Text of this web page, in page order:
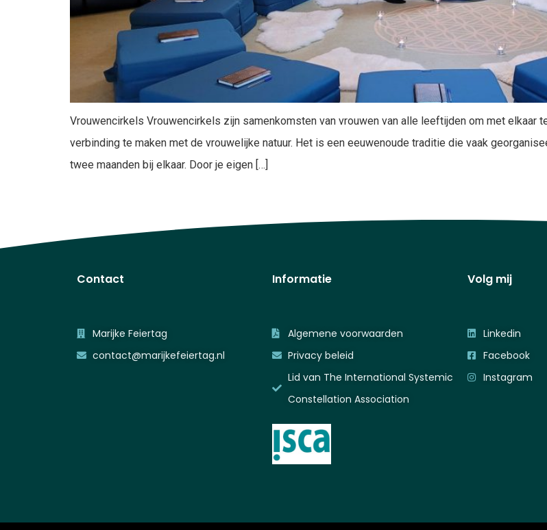
Vrouwencirkels Vrouwencirkels zijn samenkomsten van vrouwen van alle leeftijden om met elkaar
verbinding te maken met de vrouwelijke natuur. Het is een eeuwenoude traditie die vaak
twee maanden bij elkaar. Door je eigen […]
Contact
Marijke Feiertag
contact@marijkefeiertag.nl
Informatie
Algemene voorwaarden
Privacy beleid
Lid van The International Systemic
Constellation Association
Volg mij
Linkedin
Facebook
Instagram